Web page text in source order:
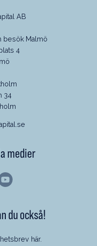
AB
besök Malmö
4
34
medier
du också!
här.